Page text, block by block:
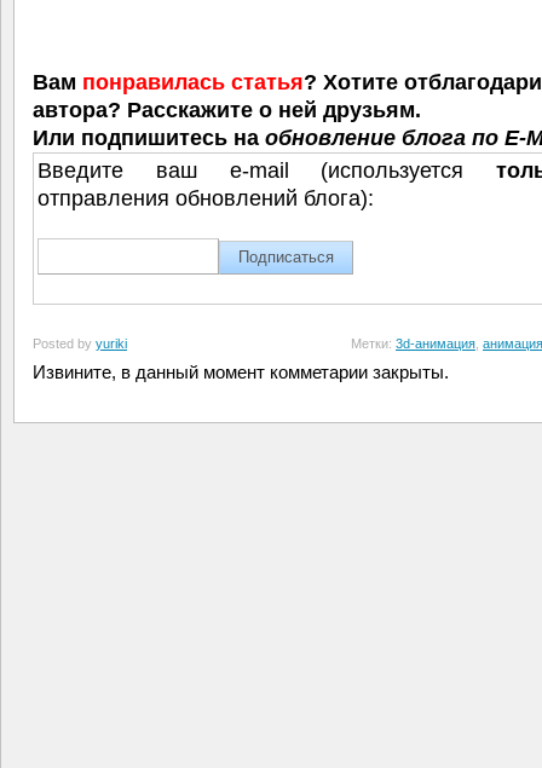
Вам понравилась статья? Хотите
автора? Расскажите о ней друзьям.
Или подпишитесь на обновление блога по E-
Введите ваш e-mail (используется
отправления обновлений блога):
Posted by yuriki Метки: 3d-анимация
Извините, в данный момент комметарии закрыты.